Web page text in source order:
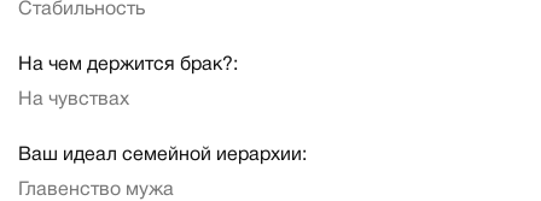
Стабильность
На чем держится брак?:
На чувствах
Ваш идеал семейной иерархии:
Главенство мужа